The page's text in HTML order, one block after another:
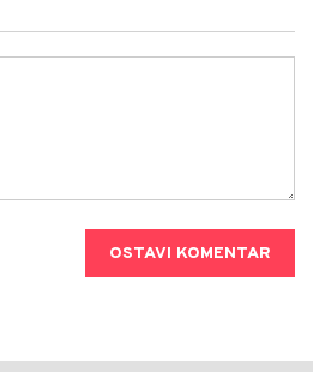
OSTAVI KOMENTAR